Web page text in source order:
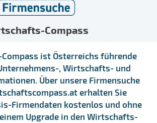
Compass
ist Österreichs führende
, Wirtschafts- und
Über unsere Firmensuche
erhalten Sie
Firmendaten kostenlos und ohne
Upgrade in den Wirtschafts-